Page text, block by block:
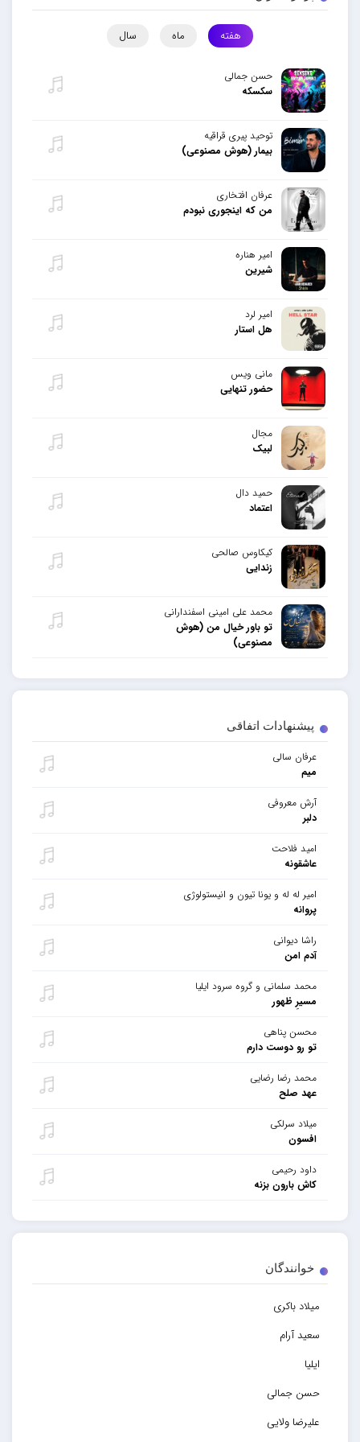
پیشنهادات اتفاقی
عرفان سالی
میم
آرش معروفی
دلبر
امید فلاحت
عاشقونه
امیر له له و یونا تیون و انیستولوژی
پروانه
راشا دیوانی
آدم امن
محمد سلمانی و گروه سرود ایلیا
مسیرِ ظهور
محسن پناهی
تو رو دوست دارم
محمد رضا رضایی
عهد صلح
میلاد سرلکی
افسون
داود رحیمی
کاش بارون بزنه
خوانندگان
میلاد باکری
سعید آرام
ایلیا
حسن جمالی
علیرضا ولایی
هفته ماه سال
حسن جمالی
سکسکه
توحید پیری قراقیه
بیمار (هوش مصنوعی)
عرفان افتخاری
من که اینجوری نبودم
امیر هناره
شیرین
امیر لرد
هل استار
مانی ویس
حضور تنهایی
مجال
لبیک
حمید دال
اعتماد
کیکاوس صالحی
زندایی
محمد علی امینی اسفندارانی
تو باور خیال من (هوش
مصنوعی)